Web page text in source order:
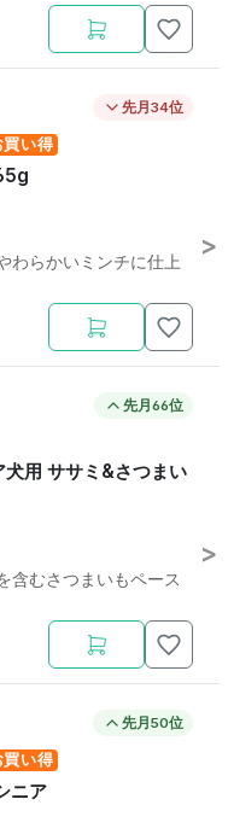
先月34位
買い得
わらかいミンチに仕上
先月66位
用 ササミ&さつまい
含むさつまいもペース
先月50位
買い得
ニア